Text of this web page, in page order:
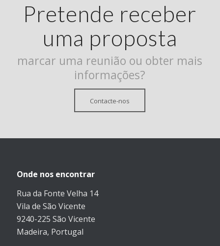
Pretende receber
uma proposta
marcar uma reunião ou obter mais
informações?
Contacte-nos
Onde nos encontrar
Rua da Fonte Velha 14
Vila de São Vicente
9240-225 São Vicente
Madeira, Portugal